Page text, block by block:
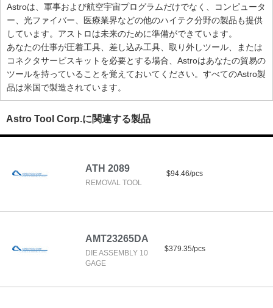
Astroは、軍事および航空宇宙プログラムだけでなく、コンピュータ
ー、光ファイバー、医療業界などの他のハイテク分野の製品も提供
しています。アストロは未来のために準備ができています。
あなたの仕事が圧着工具、差し込み工具、取り外しツール、または
コネクタサービスキットを必要とする場合、Astroはあなたの貿易の
ツールを持っていることを覚えておいてください。すべてのAstro製
品は米国で製造されています。
Astro Tool Corp.に関連する製品
ATH 2089
REMOVAL TOOL
$94.46/pcs
AMT23265DA
DIE ASSEMBLY 10
GAGE
$379.35/pcs